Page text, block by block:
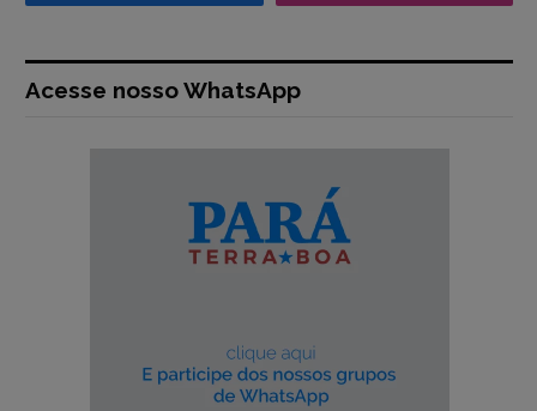
Acesse nosso WhatsApp